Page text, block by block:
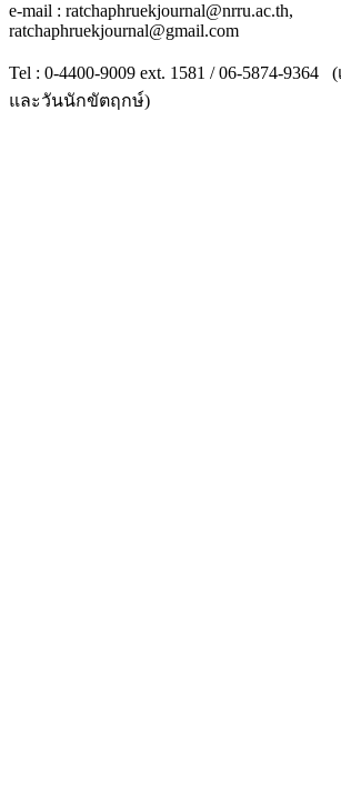
e-mail : ratchaphruekjournal@nrru.ac.th,
ratchaphruekjournal@gmail.com
Tel : 0-4400-9009 ext. 1581 / 06-5874-
และวันนักขัตฤกษ์)